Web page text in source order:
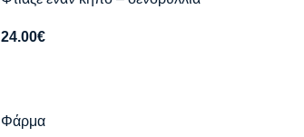
24.00€
Φάρμα